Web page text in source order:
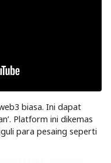
biasa. Ini dapat
Platform ini dikemas
para pesaing seperti